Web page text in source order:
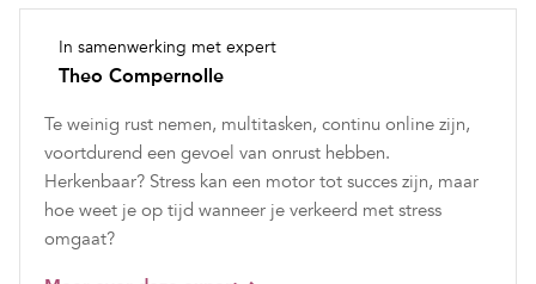
In samenwerking met expert
Theo Compernolle
Te weinig rust nemen, multitasken, continu online zijn,
voortdurend een gevoel van onrust hebben.
Herkenbaar? Stress kan een motor tot succes zijn, maar
hoe weet je op tijd wanneer je verkeerd met stress
omgaat?